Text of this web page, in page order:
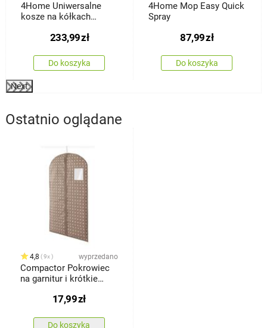
4Home Uniwersalne
kosze na kółkach
233,99zł
Do koszyka
4Home Mop Easy Quick
Spray
87,99zł
Do koszyka
Next
Ostatnio oglądane
4,8 9x wyprzedano
Compactor Pokrowiec
na garnitur i krótkie
17,99zł
Do koszyka